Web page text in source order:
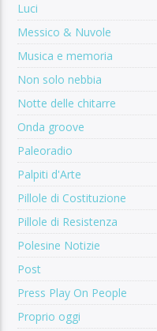
Luci
Messico & Nuvole
Musica e memoria
Non solo nebbia
Notte delle chitarre
Onda groove
Paleoradio
Palpiti d'Arte
Pillole di Costituzione
Pillole di Resistenza
Polesine Notizie
Post
Press Play On People
Proprio oggi